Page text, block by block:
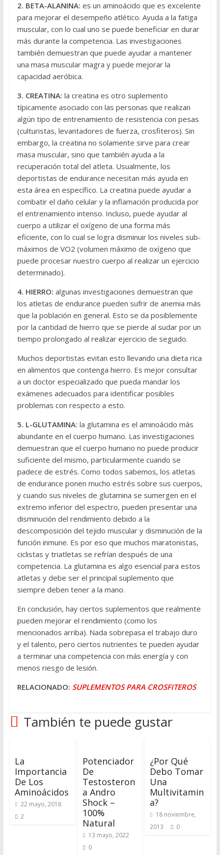
2. BETA-ALANINA: es un aminoácido que es excelente
para mejorar el desempeño atlético. Ayuda a la fatiga
muscular, con lo cual uno se puede beneficiar en durar
más durante la competencia. Las investigaciones
también demuestran que puede ayudar a mantener
una masa muscular magra y puede mejorar la
capacidad aeróbica.
3. CREATINA: la creatina es otro suplemento
típicamente asociado con las personas que realizan
algún tipo de entrenamiento de resistencia con pesas
(culturistas, levantadores de fuerza, crosfiteros). Sin
embargo, la creatina no solamente sirve para crear
masa muscular, sino que también ayuda a la
recuperación total del atleta. Usualmente, los
deportistas de endurance necesitan más ayuda en
esta área en específico. La creatina puede ayudar a
combatir el daño celular y la inflamación producida por
el entrenamiento intenso. Incluso, puede ayudar al
cuerpo a utilizar el oxígeno de una forma más
eficiente, con lo cual se logra disminuir los niveles sub-
máximos de VO2 (volumen máximo de oxígeno que
puede procesar nuestro cuerpo al realizar un ejercicio
determinado).
4. HIERRO: algunas investigaciones demuestran que
los atletas de endurance pueden sufrir de anemia más
que la población en general. Esto se da posiblemente
por la cantidad de hierro que se pierde al sudar por un
tiempo prolongado al realizar ejercicio de seguido.
Muchos deportistas evitan esto llevando una dieta rica
en alimentos que contenga hierro. Es mejor consultar
a un doctor especializado que pueda mandar los
exámenes adecuados para identificar posibles
problemas con respecto a esto.
5. L-GLUTAMINA: la glutamina es el aminoácido más
abundante en el cuerpo humano. Las investigaciones
demuestran que el cuerpo humano no puede producir
suficiente del mismo, particularmente cuando se
padece de estrés. Como todos sabemos, los atletas
de endurance ponen mucho estrés sobre sus cuerpos,
y cuando sus niveles de glutamina se sumergen en el
extremo inferior del espectro, pueden presentar una
disminución del rendimiento debido a la
descomposición del tejido muscular y disminución de la
función inmune. Es por eso que muchos maratonistas,
ciclistas y triatletas se refrían después de una
competencia. La glutamina es algo esencial para estos
atletas y debe ser el principal suplemento que
siempre deben tener a la mano.
En conclusión, hay ciertos suplementos que realmente
pueden mejorar el rendimiento (como los
mencionados arriba). Nada sobrepasa el trabajo duro
y el talento, pero ciertos nutrientes te pueden ayudar
a terminar una competencia con más energía y con
menos riesgo de lesión.
RELACIONADO: SUPLEMENTOS PARA CROSFITEROS
También te puede gustar
La
Importancia
De Los
Aminoácidos
22 mayo, 2018
2
Potenciador
De
Testosteron
A Andro
Shock –
100%
Natural
13 mayo, 2022
0
¿Por Qué
Debo Tomar
Una
Multivitamin
A?
18 noviembre,
2013
0